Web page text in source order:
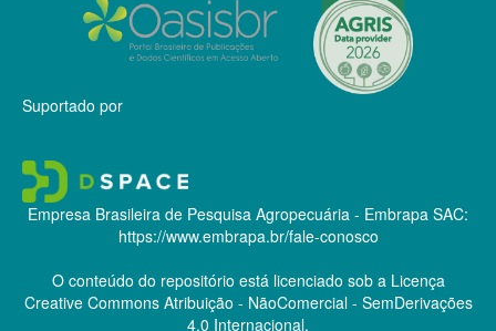
Suportado por
Empresa Brasileira de Pesquisa Agropecuária - Embrapa SAC:
https://www.embrapa.br/fale-conosco
O conteúdo do repositório está licenciado sob a Licença
Creative CommonsAtribuição - NãoComercial - SemDerivações
4.0 Internacional.